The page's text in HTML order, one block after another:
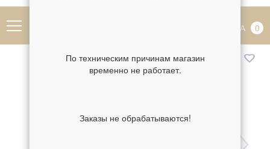
КОРЗИНА 0
По техническим причинам магазин
временно не работает.
Заказы не обрабатываются!